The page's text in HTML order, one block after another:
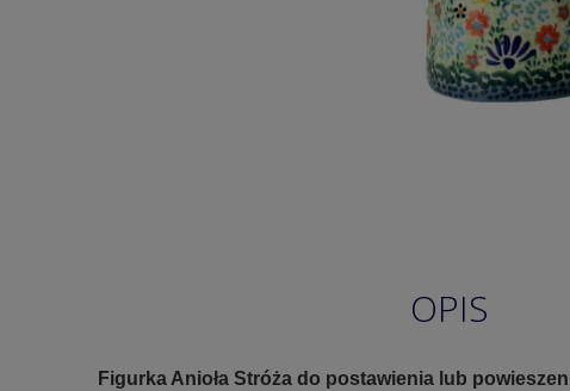
OPIS
Figurka Anioła Stróża do postawienia lub